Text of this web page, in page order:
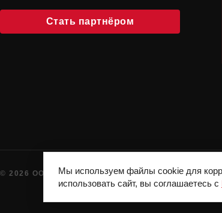
Стать партнёром
© 2026 ООО "СПОРТКОНЦЕПТ". ВСЕ ПРАВА
Мы используем файлы cookie для
использовать сайт, вы соглашаетесь с